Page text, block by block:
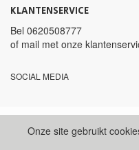
KLANTENSERVICE
Bel 0620508777
of mail met onze
SOCIAL MEDIA
Onze site gebruikt